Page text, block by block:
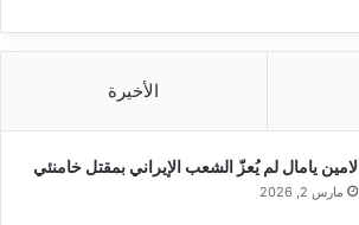
الأخيرة
لامين يامال لم يُعزّ الشعب الإيراني بمقتل خامنئي
مارس 2, 2026